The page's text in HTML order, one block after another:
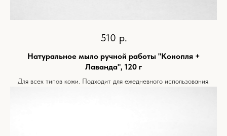
510 р.
Натуральное мыло ручной работы "Конопля +
Лаванда", 120 г
Для всех типов кожи. Подходит для ежедневного использования.